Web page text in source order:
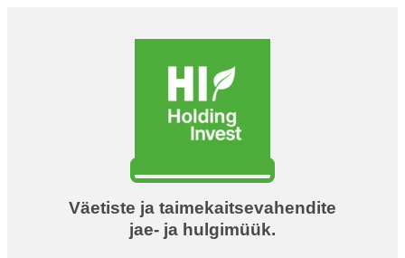
Väetiste ja taimekaitsevahendite
jae- ja hulgimüük.